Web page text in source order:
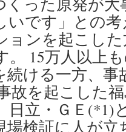
いです」との
ョンを起こし
。 15万人以上
続ける一方、
故を起こした
日立・ＧＥ(*1)
場検証に人が